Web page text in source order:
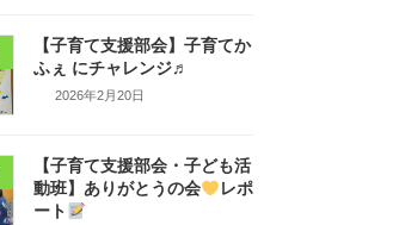
【子育て支援部会】子育てか
ふぇ にチャレンジ♬
2026年2月20日
【子育て支援部会・子ども活
動班】ありがとうの会
レポ
ート